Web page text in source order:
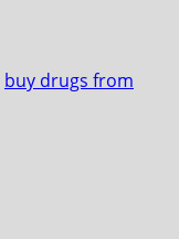
buy drugs from